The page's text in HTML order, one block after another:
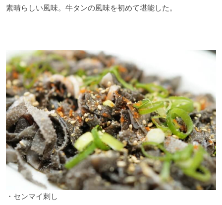
素晴らしい風味。牛タンの風味を初めて堪能した。
・センマイ刺し